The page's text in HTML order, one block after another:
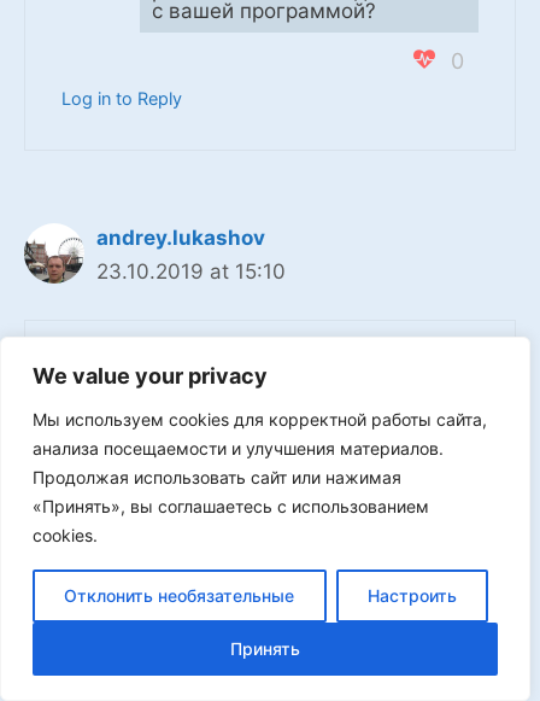
We value your privacy
Мы используем cookies для корректной работы сайта,
анализа посещаемости и улучшения материалов.
Продолжая использовать сайт или нажимая
«Принять», вы соглашаетесь с использованием
cookies.
Отклонить необязательные Настроить
Принять
с вашей программой?
0
Log in to Reply
andrey.lukashov
23.10.2019 at 15:10
Здравствуйте подскажите пожалуйста
Triger
Log in to Reply